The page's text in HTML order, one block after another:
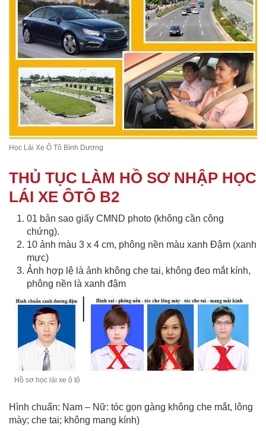
Học Lái Xe Ô Tô Bình Dương
THỦ TỤC LÀM HỒ SƠ NHẬP HỌC
LÁI XE ÔTÔ B2
01 bản sao giấy CMND photo (không cần công
chứng).
10 ảnh màu 3 x 4 cm, phông nền màu xanh Đậm (xanh
mực)
Ảnh hợp lệ là ảnh không che tai, không đeo mắt kính,
phông nền là xanh đậm
Hồ sơ học lái xe ô tô
Hình chuẩn: Nam – Nữ: tóc gọn gàng không che mắt, lông
mày; che tai; không mang kính)